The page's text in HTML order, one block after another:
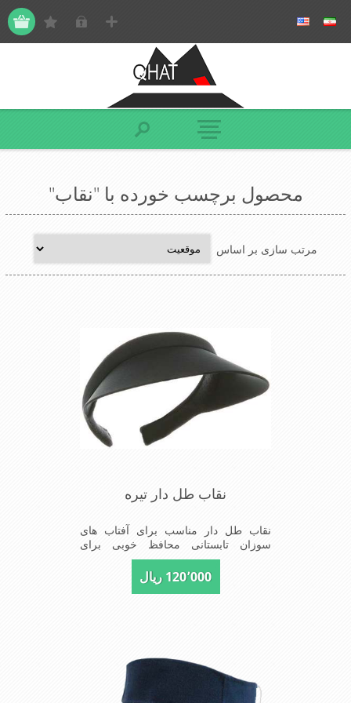
محصول برچسب خورده با "نقاب"
مرتب سازی بر اساس
نقاب طل دار تیره
نقاب طل دار مناسب برای آفتاب های
سوزان تابستانی محافظ خوبی برای
پوست صورت در برابر نور خورشید بسیار
سبک و دارای طل نگاه دارنده بر روی سر
120٬000 ریال